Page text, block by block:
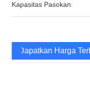
Kapasitas Pasokan:
Dapatkan Harga